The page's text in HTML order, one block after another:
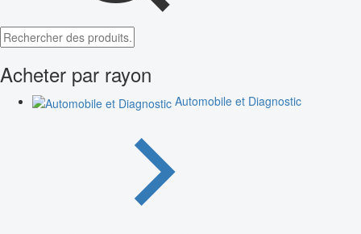
Acheter par rayon
Automobile et Diagnostic